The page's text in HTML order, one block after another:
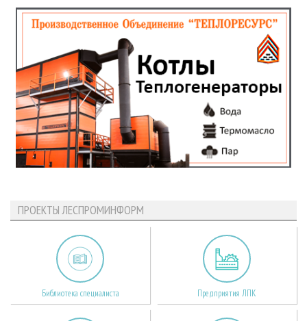
ПРОЕКТЫ ЛЕСПРОМИНФОРМ
Библиотека специалиста Предприятия ЛПК